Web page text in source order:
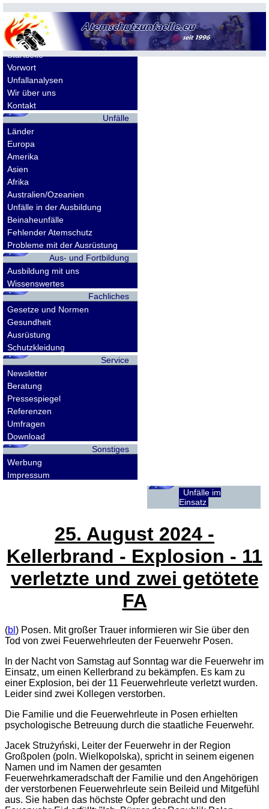
Allgemeines
Startseite
Vorwort
Unfallanalysen
Wir über uns
Kontakt
Unfälle
Länder
Europa
Amerika
Asien
Afrika
Australien/Ozeanien
Unfälle in der Ausbildung
Beinaheunfälle
Fehlender Atemschutz
Probleme mit der Ausrüstung
Aus- und Fortbildung
Ausbildung mit uns
Wissenswertes
Fachliches
Gesetze und Normen
Gesundheit
Ausrüstung
Schutzkleidung
Service
Newsletter
Beratung
Pressespiegel
Referenzen
Umfragen
Download
Sonstiges
Werbung
Impressum
Unfälle im
Einsatz
25. August 2024 -
Kellerbrand - Explosion - 11
verletzte und zwei getötete
FA
(bl ) Posen. Mit großer Trauer informieren wir Sie über den
Tod von zwei Feuerwehrleuten der Feuerwehr Posen.
In der Nacht von Samstag auf Sonntag war die Feuerwehr im
Einsatz, um einen Kellerbrand zu bekämpfen. Es kam zu
einer Explosion, bei der 11 Feuerwehrleute verletzt wurden.
Leider sind zwei Kollegen verstorben.
Die Familie und die Feuerwehrleute in Posen erhielten
psychologische Betreuung durch die staatliche Feuerwehr.
Jacek Strużyński, Leiter der Feuerwehr in der Region
Großpolen (poln. Wielkopolska), spricht in seinem eigenen
Namen und im Namen der gesamten
Feuerwehrkameradschaft der Familie und den Angehörigen
der verstorbenen Feuerwehrleute sein Beileid und Mitgefühl
aus. Sie haben das höchste Opfer gebracht und den